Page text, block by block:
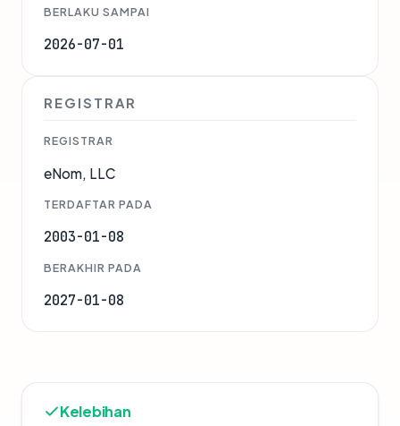
BERLAKU SAMPAI
2026-07-01
REGISTRAR
REGISTRAR
eNom, LLC
TERDAFTAR PADA
2003-01-08
BERAKHIR PADA
2027-01-08
Kelebihan